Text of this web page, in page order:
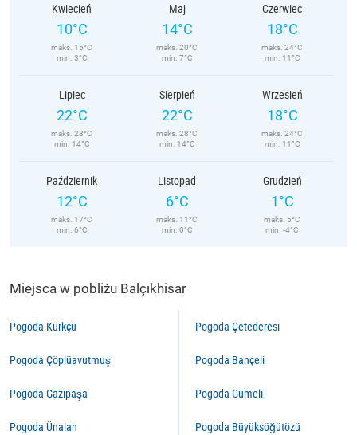
Kwiecień
10°C
maks. 15°C
min. 3°C
Maj
14°C
maks. 20°C
min. 7°C
Czerwiec
18°C
maks. 24°C
min. 11°C
Lipiec
22°C
maks. 28°C
min. 14°C
Sierpień
22°C
maks. 28°C
min. 14°C
Wrzesień
18°C
maks. 24°C
min. 11°C
Październik
12°C
maks. 17°C
min. 6°C
Listopad
6°C
maks. 11°C
min. 0°C
Grudzień
1°C
maks. 5°C
min. -4°C
Miejsca w pobliżu Balçıkhisar
Pogoda Kürkçü
Pogoda Çöplüavutmuş
Pogoda Gazipaşa
Pogoda Ünalan
Pogoda Çetederesi
Pogoda Bahçeli
Pogoda Gümeli
Pogoda Büyüksöğütözü